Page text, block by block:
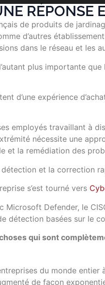
RÉPONSE
de produits de
d’autres
dans le réseau et les
plus importante
d’une expérience
employés travaillant à
nécessite une
et la remédiation des
et la correction
s’est tourné vers
Defender, le
détection basées sur le
qui sont
du monde
de façon